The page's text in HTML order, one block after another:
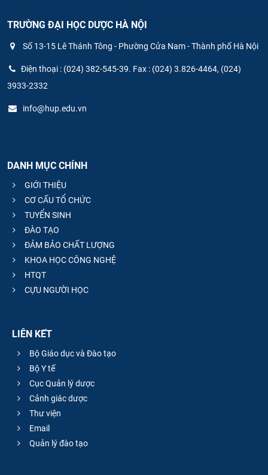
TRƯỜNG ĐẠI HỌC DƯỢC HÀ NỘI
Số 13-15 Lê Thánh Tông - Phường Cửa Nam - Thành phố Hà Nội
Điện thoại : (024) 382-545-39. Fax : (024) 3.826-4464, (024)
3933-2332
info@hup.edu.vn
DANH MỤC CHÍNH
GIỚI THIỆU
CƠ CẤU TỔ CHỨC
TUYỂN SINH
ĐÀO TẠO
ĐẢM BẢO CHẤT LƯỢNG
KHOA HỌC CÔNG NGHỆ
HTQT
CỰU NGƯỜI HỌC
LIÊN KẾT
Bộ Giáo dục và Đào tạo
Bộ Y tế
Cục Quản lý dược
Cảnh giác dược
Thư viện
Email
Quản lý đào tạo